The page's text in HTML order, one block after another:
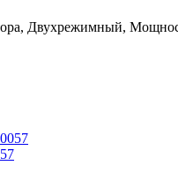
Двухрежимный,